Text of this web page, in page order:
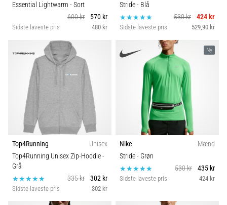
er
fasciitis.
skyldes…
5. 8. 2026
9 min. Læsning
Kulhydrat-
superkompensation:
Hvordan
påvirker
det
din
løbspræstation?
Essential Lightwarm - Sort
600 kr
570 kr
Sidste laveste pris 480 kr
Stride- Blå
530 kr
424 kr
Sidste laveste pris 529,90 kr
Top4Running
Unisex
Top4Running Unisex Zip-Hoodie-
Grå
335 kr
302 kr
Sidste laveste pris 302 kr
Ny
Nike
Mænd
Stride- Grøn
530 kr
435 kr
Sidste laveste pris 424 kr